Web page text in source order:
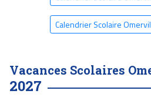
Calendrier Scolaire
Vacances Scolaires
2027